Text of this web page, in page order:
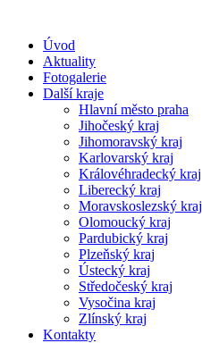
Úvod
Aktuality
Fotogalerie
Další kraje
Hlavní město praha
Jihočeský kraj
Jihomoravský kraj
Karlovarský kraj
Královéhradecký kraj
Liberecký kraj
Moravskoslezský kraj
Olomoucký kraj
Pardubický kraj
Plzeňský kraj
Ústecký kraj
Středočeský kraj
Vysočina kraj
Zlínský kraj
Kontakty